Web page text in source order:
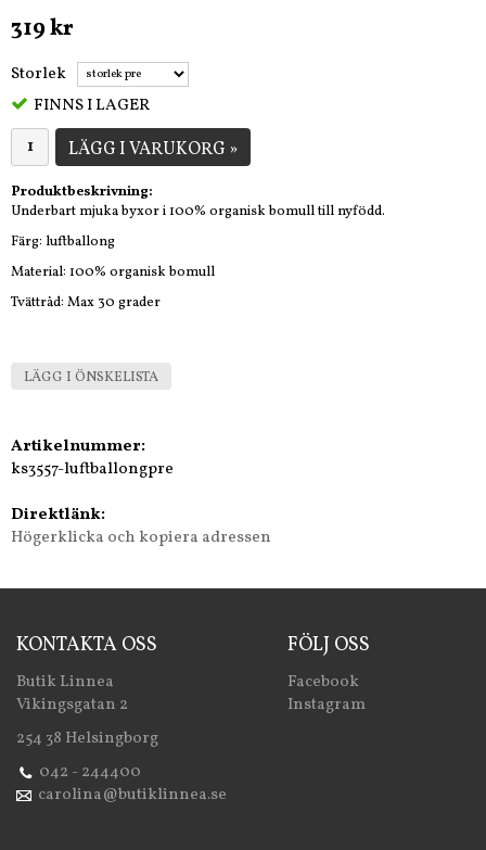
319 kr
Storlek
FINNS I LAGER
LÄGG I VARUKORG »
Produktbeskrivning:
Underbart mjuka byxor i 100% organisk bomull till nyfödd.
Färg: luftballong
Material: 100% organisk bomull
Tvättråd: Max 30 grader
LÄGG I ÖNSKELISTA
Artikelnummer:
ks3557-luftballongpre
Direktlänk:
Högerklicka och kopiera adressen
KONTAKTA OSS
Butik Linnea
Vikingsgatan 2
254 38 Helsingborg
042 - 244400
carolina@butiklinnea.se
FÖLJ OSS
Facebook
Instagram